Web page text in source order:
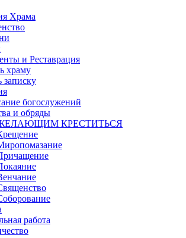
Храма
и Реставрация
храму
записку
богослужений
и обряды
КРЕСТИТЬСЯ
работа